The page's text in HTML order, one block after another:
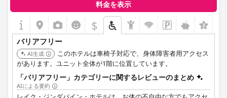
料金を表示
$
バリアフリー
AI生成
このホテルは車椅子対応で、身体障害者用アクセス
があります。ユニット全体が1階に位置しています。
「バリアフリー」カテゴリーに関するレビューのまとめ
AIによる要約